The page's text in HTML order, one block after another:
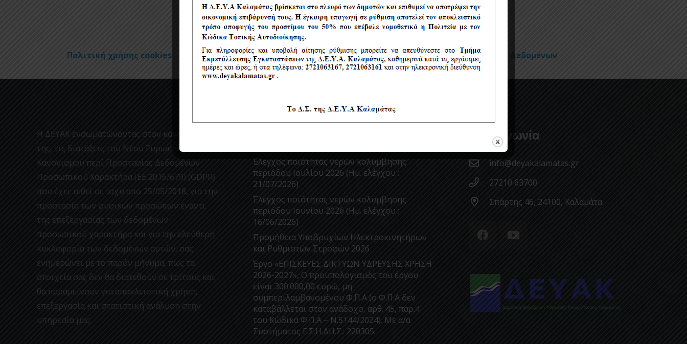
Πολιτική χρήσης cookies Όροι χρήσης Πολιτική Προστασίας Προσωπικών Δεδομένων
Η ΔΕΥΑΚ ενσωματώνοντας στον κανονισμο
της, τις διατάξεις του Νέου Ευρωπαϊκού
Κανονισμού περί Προστασίας Δεδομένων
Προσωπικού Χαρακτήρα (ΕΕ 2016/679) (GDPR)
που έχει τεθεί σε ισχύ από 25/05/2018, για την
προστασία των φυσικών προσώπων έναντι
της επεξεργασίας των δεδομένων
προσωπικού χαρακτήρα και για την ελεύθερη
κυκλοφορία των δεδομένων αυτών, σας
ενημερώνει με το παρόν μήνυμα, πως τα
στοιχεία σας δεν θα διατεθούν σε τρίτους και
θα παραμείνουν για αποκλειστική χρήση,
επεξεργασία και στατιστική ανάλυση στην
υπηρεσία μας.
Έλεγχος ποιότητας νερών κολύμβησης
περιόδου Ιουλίου 2026 (Ημ. ελέγχου :
21/07/2026)
Έλεγχος ποιότητας νερών κολύμβησης
περιόδου Ιουνίου 2026 (Ημ. ελέγχου :
16/06/2026)
Προμήθεια Υποβρυχίων Ηλεκτροκινητήρων
και Ρυθμιστών Στροφών 2026
Έργο «ΕΠΙΣΚΕΥΕΣ ΔΙΚΤΥΩΝ ΥΔΡΕΥΣΗΣ ΧΡΗΣΗ
2026-2027», Ο προϋπολογισμός του έργου
είναι 300.000,00 ευρώ, μη
συμπεριλαμβανομένου Φ.Π.Α (ο Φ.Π.Α δεν
καταβάλλεται στον ανάδοχο, αρθ. 45, παρ.4
του Κώδικα Φ.Π.Α – Ν.5144/2024). Με α/α
Συστήματος Ε.Σ.Η.ΔΗ.Σ.: 220305.
Επικοινωνία
info@deyakalamatas.gr
27210 63700
Σπάρτης 46, 24100, Καλαμάτα